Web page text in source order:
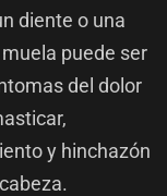
diente o una
puede ser
del dolor
y hinchazón